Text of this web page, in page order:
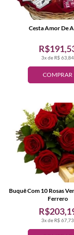
COMPRAR
3x de R$ 63,84
Cesta Amor De
3x de R$ 67,73
Buquê Com 10 Rosas
Ferrero